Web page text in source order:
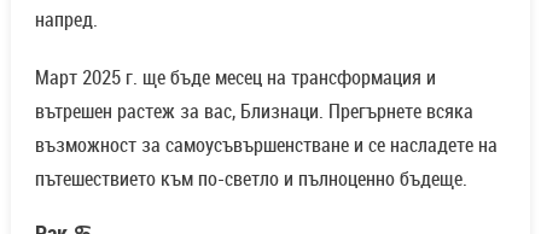
напред.
Март 2025 г. ще бъде месец на трансформация и
вътрешен растеж за вас, Близнаци. Прегърнете всяка
възможност за самоусъвършенстване и се насладете на
пътешествието към по-светло и пълноценно бъдеще.